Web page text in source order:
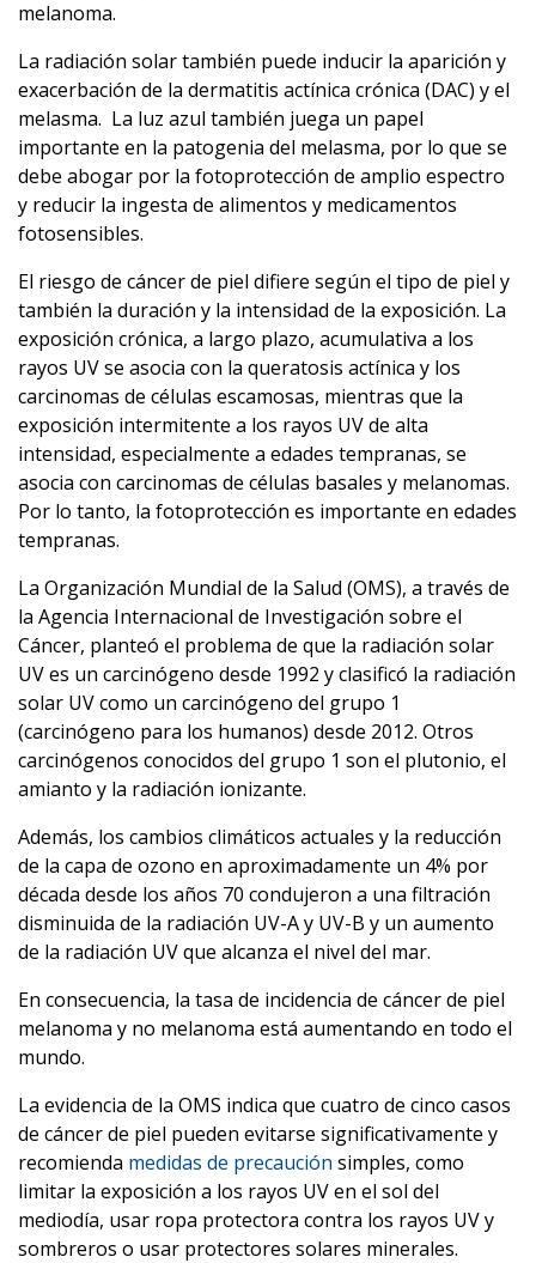
melanoma.
La radiación solar también puede inducir la aparición y
exacerbación de la dermatitis actínica crónica (DAC) y el
melasma. La luz azul también juega un papel
importante en la patogenia del melasma, por lo que se
debe abogar por la fotoprotección de amplio espectro
y reducir la ingesta de alimentos y medicamentos
fotosensibles.
El riesgo de cáncer de piel difiere según el tipo de piel y
también la duración y la intensidad de la exposición. La
exposición crónica, a largo plazo, acumulativa a los
rayos UV se asocia con la queratosis actínica y los
carcinomas de células escamosas, mientras que la
exposición intermitente a los rayos UV de alta
intensidad, especialmente a edades tempranas, se
asocia con carcinomas de células basales y melanomas.
Por lo tanto, la fotoprotección es importante en edades
tempranas.
La Organización Mundial de la Salud (OMS), a través de
la Agencia Internacional de Investigación sobre el
Cáncer, planteó el problema de que la radiación solar
UV es un carcinógeno desde 1992 y clasificó la radiación
solar UV como un carcinógeno del grupo 1
(carcinógeno para los humanos) desde 2012. Otros
carcinógenos conocidos del grupo 1 son el plutonio, el
amianto y la radiación ionizante.
Además, los cambios climáticos actuales y la reducción
de la capa de ozono en aproximadamente un 4% por
década desde los años 70 condujeron a una filtración
disminuida de la radiación UV-A y UV-B y un aumento
de la radiación UV que alcanza el nivel del mar.
En consecuencia, la tasa de incidencia de cáncer de piel
melanoma y no melanoma está aumentando en todo el
mundo.
La evidencia de la OMS indica que cuatro de cinco casos
de cáncer de piel pueden evitarse significativamente y
recomienda medidas de precaución simples, como
limitar la exposición a los rayos UV en el sol del
mediodía, usar ropa protectora contra los rayos UV y
sombreros o usar protectores solares minerales.